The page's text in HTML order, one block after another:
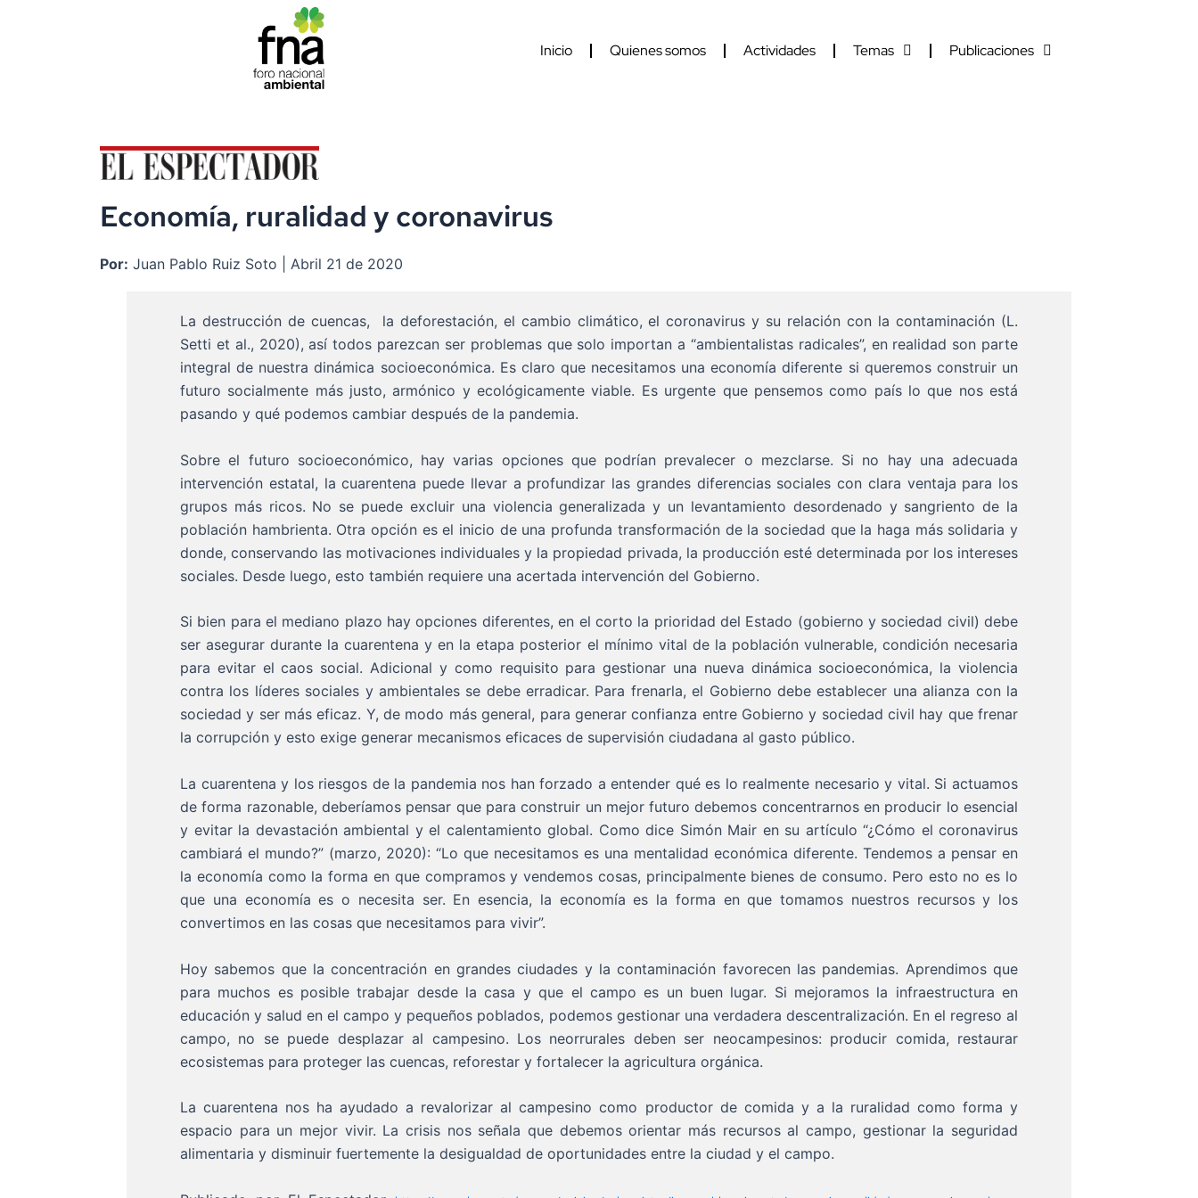
Inicio Quienes somos Actividades Temas Publicaciones
Economía, ruralidad y coronavirus
Por: Juan Pablo Ruiz Soto | Abril 21 de 2020
La destrucción de cuencas,
la deforestación, el cambio climático, el coronavirus y su relación con la contaminación (L.
Setti et al., 2020), así todos parezcan ser problemas que solo importan a “ambientalistas radicales”, en realidad son parte
integral de nuestra dinámica socioeconómica. Es claro que necesitamos una economía diferente si queremos construir un
futuro socialmente más justo, armónico y ecológicamente viable. Es urgente que pensemos como país lo que nos está
pasando y qué podemos cambiar después de la pandemia.
Sobre el futuro socioeconómico, hay varias opciones que podrían prevalecer o mezclarse. Si no hay una adecuada
intervención estatal, la cuarentena puede llevar a profundizar las grandes diferencias sociales con clara ventaja para los
grupos más ricos. No se puede excluir una violencia generalizada y un levantamiento desordenado y sangriento de la
población hambrienta. Otra opción es el inicio de una profunda transformación de la sociedad que la haga más solidaria y
donde, conservando las motivaciones individuales y la propiedad privada, la producción esté determinada por los intereses
sociales. Desde luego, esto también requiere una acertada intervención del Gobierno.
Si bien para el mediano plazo hay opciones diferentes, en el corto la prioridad del Estado (gobierno y sociedad civil) debe
ser asegurar durante la cuarentena y en la etapa posterior el mínimo vital de la población vulnerable, condición necesaria
para evitar el caos social. Adicional y como requisito para gestionar una nueva dinámica socioeconómica, la violencia
contra los líderes sociales y ambientales se debe erradicar. Para frenarla, el Gobierno debe establecer una alianza con la
sociedad y ser más eficaz. Y, de modo más general, para generar confianza entre Gobierno y sociedad civil hay que frenar
la corrupción y esto exige generar mecanismos eficaces de supervisión ciudadana al gasto público.
La cuarentena y los riesgos de la pandemia nos han forzado a entender qué es lo realmente necesario y vital. Si actuamos
de forma razonable, deberíamos pensar que para construir un mejor futuro debemos concentrarnos en producir lo esencial
y evitar la devastación ambiental y el calentamiento global. Como dice Simón Mair en su artículo “¿Cómo el coronavirus
cambiará el mundo?” (marzo, 2020): “Lo que necesitamos es una mentalidad económica diferente. Tendemos a pensar en
la economía como la forma en que compramos y vendemos cosas, principalmente bienes de consumo. Pero esto no es lo
que una economía es o necesita ser. En esencia, la economía es la forma en que tomamos nuestros recursos y los
convertimos en las cosas que necesitamos para vivir”.
Hoy sabemos que la concentración en grandes ciudades y la contaminación favorecen las pandemias. Aprendimos que
para muchos es posible trabajar desde la casa y que el campo es un buen lugar. Si mejoramos la infraestructura en
educación y salud en el campo y pequeños poblados, podemos gestionar una verdadera descentralización. En el regreso al
campo, no se puede desplazar al campesino. Los neorrurales deben ser neocampesinos: producir comida, restaurar
ecosistemas para proteger las cuencas, reforestar y fortalecer la agricultura orgánica.
La cuarentena nos ha ayudado a revalorizar al campesino como productor de comida y a la ruralidad como forma y
espacio para un mejor vivir. La crisis nos señala que debemos orientar más recursos al campo, gestionar la seguridad
alimentaria y disminuir fuertemente la desigualdad de oportunidades entre la ciudad y el campo.